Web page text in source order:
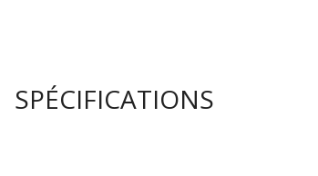
SPÉCIFICATIONS